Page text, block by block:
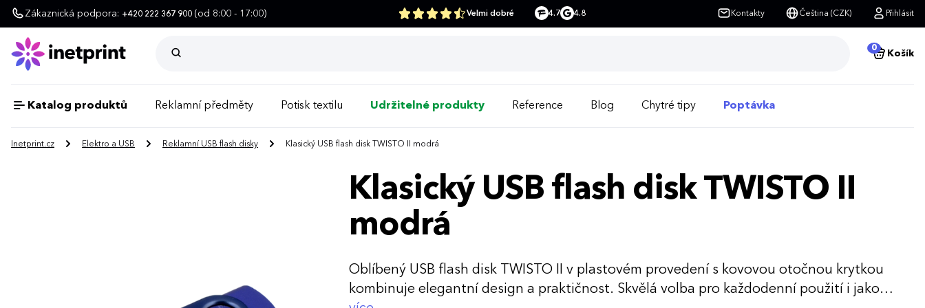
Zákaznická podpora: +420 222 367 900 (od 8:00 - 17:00) Velmi dobré 4.7 4.8 Kontakty Čeština (CZK) Přihlásit
0
Košík
Katalog produktů Reklamní předměty Potisk textilu Udržitelné produkty Reference Blog Chytré tipy Poptávka
Inetprint.cz Elektro a USB Reklamní USB flash disky Klasický USB flash disk TWISTO II modrá
Klasický USB flash disk TWISTO II
modrá
Oblíbený USB flash disk TWISTO II v plastovém provedení s kovovou otočnou krytkou
kombinuje elegantní design a praktičnost. Skvělá volba pro každodenní použití i jako